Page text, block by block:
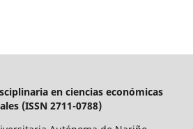
en ciencias económicas
(ISSN 2711-0788)